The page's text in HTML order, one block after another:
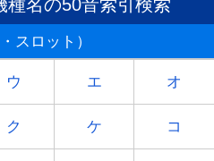
種名の50音索引検索
スロット）
ウ エ オ
ク ケ コ